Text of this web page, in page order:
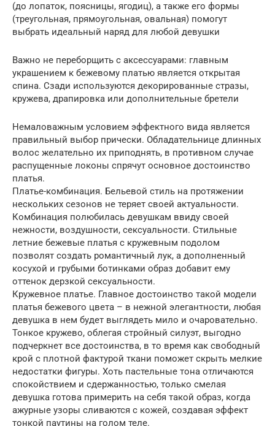
(до лопаток, поясницы, ягодиц), а также его формы
(треугольная, прямоугольная, овальная) помогут
выбрать идеальный наряд для любой девушки
Важно не переборщить с аксессуарами: главным
украшением к бежевому платью является открытая
спина. Сзади используются декорированные стразы,
кружева, драпировка или дополнительные бретели
Немаловажным условием эффектного вида является
правильный выбор прически. Обладательнице длинных
волос желательно их приподнять, в противном случае
распущенные локоны спрячут основное достоинство
платья.
Платье-комбинация. Бельевой стиль на протяжении
нескольких сезонов не теряет своей актуальности.
Комбинация полюбилась девушкам ввиду своей
нежности, воздушности, сексуальности. Стильные
летние бежевые платья с кружевным подолом
позволят создать романтичный лук, а дополненный
косухой и грубыми ботинками образ добавит ему
оттенок дерзкой сексуальности.
Кружевное платье. Главное достоинство такой модели
платья бежевого цвета – в нежной элегантности, любая
девушка в нем будет выглядеть мило и очаровательно.
Тонкое кружево, облегая стройный силуэт, выгодно
подчеркнет все достоинства, в то время как свободный
крой с плотной фактурой ткани поможет скрыть мелкие
недостатки фигуры. Хоть пастельные тона отличаются
спокойствием и сдержанностью, только смелая
девушка готова примерить на себя такой образ, когда
ажурные узоры сливаются с кожей, создавая эффект
тонкой паутины на голом теле.